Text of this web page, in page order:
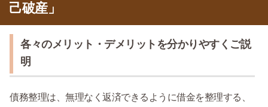
己破産」
各々のメリット・デメリットを分かりやすくご説
明
債務整理は、無理なく返済できるように借金を整理する、